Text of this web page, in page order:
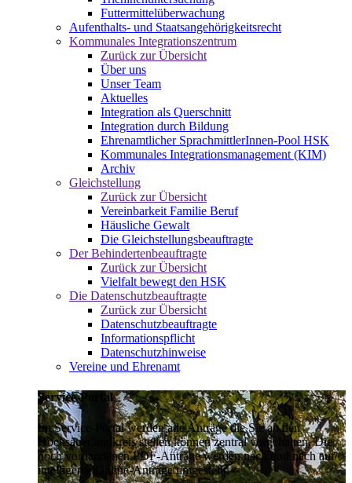
Futtermittelüberwachung
Aufenthalts- und Staatsangehörigkeitsrecht
Kommunales Integrationszentrum
Zurück zur Übersicht
Über uns
Unser Team
Aktuelles
Integration als Querschnitt
Integration durch Bildung
Ehrenamtlicher SprachmittlerInnen-Pool HSK
Kommunales Integrationsmanagement (KIM)
Archiv
Gleichstellung
Zurück zur Übersicht
Vereinbarkeit Familie Beruf
Häusliche Gewalt
Die Gleichstellungsbeauftragte
Der Behindertenbeauftragte
Zurück zur Übersicht
Vielfalt bewegt den HSK
Die Datenschutzbeauftragte
Zurück zur Übersicht
Datenschutzbeauftragte
Informationspflicht
Datenschutzhinweise
Vereine und Ehrenamt
Service-Portal
Im Service-Portal werden alle Anträge die Sie an den
Hochsauerlandkreis stellen können zentral vorgehalten. Die
noch vorhandenen PDF-Anträge werden nach und nach auf
intelligente Online-Anträge umgestellt.